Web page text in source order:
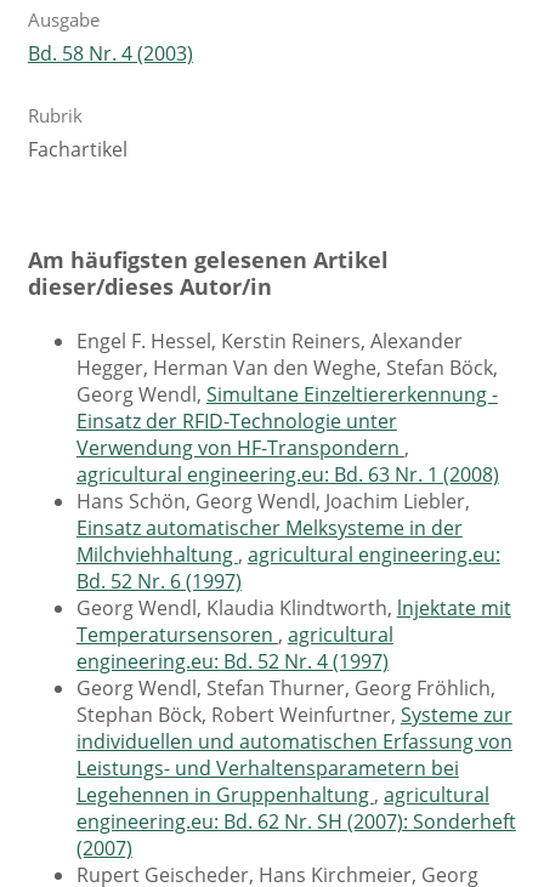
Ausgabe
Bd. 58 Nr. 4 (2003)
Rubrik
Fachartikel
Am häufigsten gelesenen Artikel
dieser/dieses Autor/in
Engel F. Hessel, Kerstin Reiners, Alexander
Hegger, Herman Van den Weghe, Stefan Böck,
Georg Wendl, Simultane Einzeltiererkennung -
Einsatz der RFID-Technologie unter
Verwendung von HF-Transpondern ,
agricultural engineering.eu: Bd. 63 Nr. 1 (2008)
Hans Schön, Georg Wendl, Joachim Liebler,
Einsatz automatischer Melksysteme in der
Milchviehhaltung , agricultural engineering.eu:
Bd. 52 Nr. 6 (1997)
Georg Wendl, Klaudia Klindtworth, lnjektate mit
Temperatursensoren , agricultural
engineering.eu: Bd. 52 Nr. 4 (1997)
Georg Wendl, Stefan Thurner, Georg Fröhlich,
Stephan Böck, Robert Weinfurtner, Systeme zur
individuellen und automatischen Erfassung von
Leistungs- und Verhaltensparametern bei
Legehennen in Gruppenhaltung , agricultural
engineering.eu: Bd. 62 Nr. SH (2007): Sonderheft
(2007)
Rupert Geischeder, Hans Kirchmeier, Georg